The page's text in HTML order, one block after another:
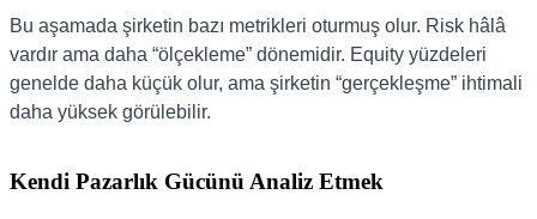
Bu aşamada şirketin bazı metrikleri oturmuş olur. Risk hâlâ
vardır ama daha “ölçekleme” dönemidir. Equity yüzdeleri
genelde daha küçük olur, ama şirketin “gerçekleşme” ihtimali
daha yüksek görülebilir.
Kendi Pazarlık Gücünü Analiz Etmek